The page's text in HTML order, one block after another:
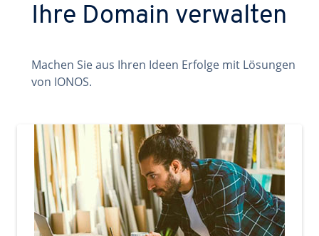
Ihre Domain verwalten
Machen Sie aus Ihren Ideen Erfolge mit Lösungen
von IONOS.